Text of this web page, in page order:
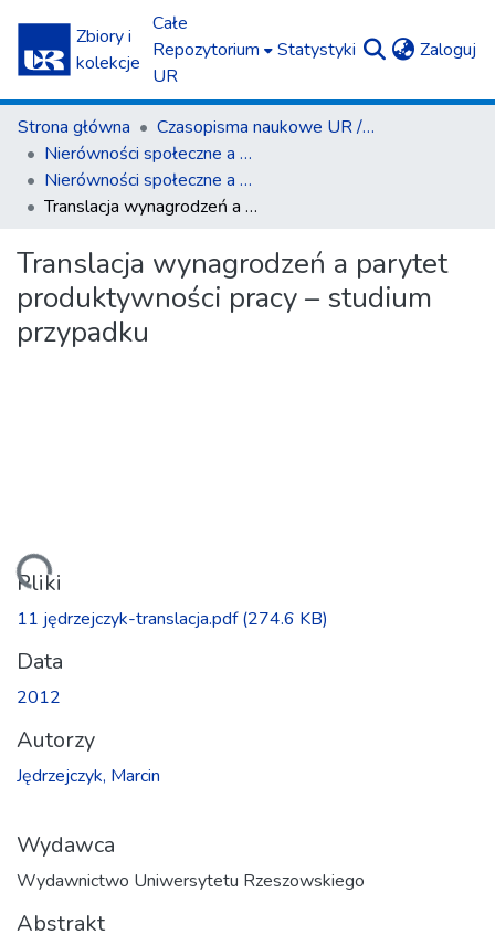
Zbiory i
kolekcje
Całe
Repozytorium
UR
Statystyki Zaloguj
Strona główna
Czasopisma naukowe UR / Scientific Journals
Nierówności społeczne a wzrost gospodarczy
Nierówności społeczne a wzrost gospodarczy z. 25 (2012)
Translacja wynagrodzeń a parytet produktywności pracy – studium przypadku
Translacja wynagrodzeń a parytet
produktywności pracy – studium
przypadku
Pliki
11 jędrzejczyk-translacja.pdf(274.6 KB)
Data
2012
Autorzy
Jędrzejczyk, Marcin
Wydawca
Wydawnictwo Uniwersytetu Rzeszowskiego
Abstrakt